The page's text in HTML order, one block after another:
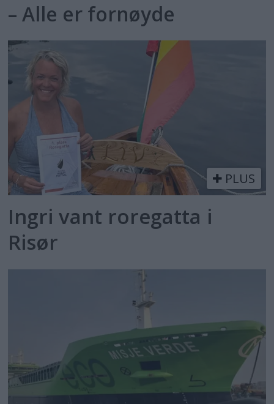
– Alle er fornøyde
PLUS
Ingri vant roregatta i
Risør